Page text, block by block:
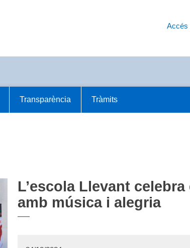
Accés
Transparència Tràmits
L’escola Llevant celebra
amb música i alegria